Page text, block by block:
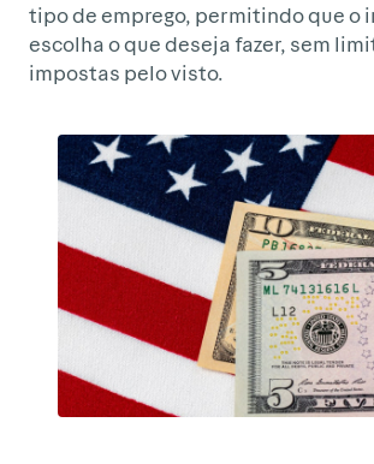
tipo de emprego, permitindo que o
escolha o que deseja fazer, sem
impostas pelo visto.